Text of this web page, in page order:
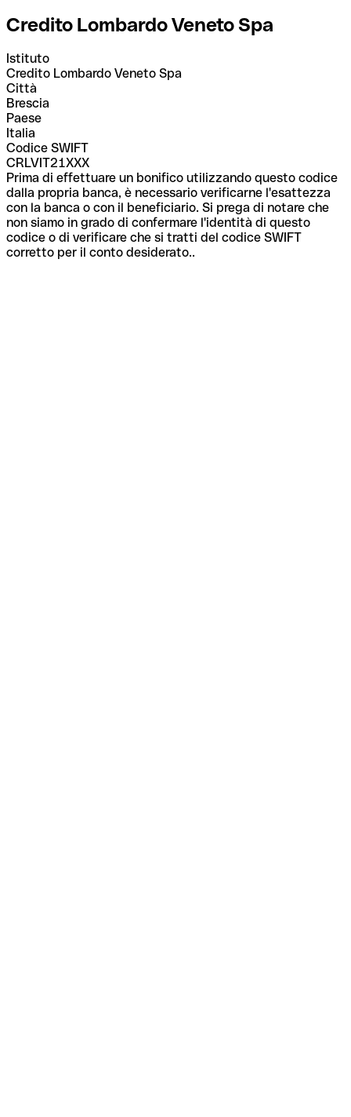
Credito Lombardo Veneto Spa
Istituto
Credito Lombardo Veneto Spa
Città
Brescia
Paese
Italia
Codice SWIFT
CRLVIT21XXX
Prima di effettuare un bonifico utilizzando questo codice
dalla propria banca, è necessario verificarne l'esattezza
con la banca o con il beneficiario. Si prega di notare che
non siamo in grado di confermare l'identità di questo
codice o di verificare che si tratti del codice SWIFT
corretto per il conto desiderato..